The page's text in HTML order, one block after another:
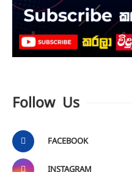
Follow Us
FACEBOOK
INSTAGRAM